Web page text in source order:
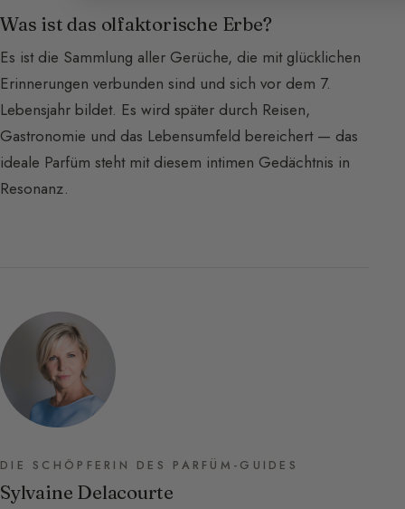
Was ist das olfaktorische Erbe?
Es ist die Sammlung aller Gerüche, die mit glücklichen
Erinnerungen verbunden sind und sich vor dem 7.
Lebensjahr bildet. Es wird später durch Reisen,
Gastronomie und das Lebensumfeld bereichert — das
ideale Parfüm steht mit diesem intimen Gedächtnis in
Resonanz.
DIE SCHÖPFERIN DES PARFÜM-GUIDES
Sylvaine Delacourte